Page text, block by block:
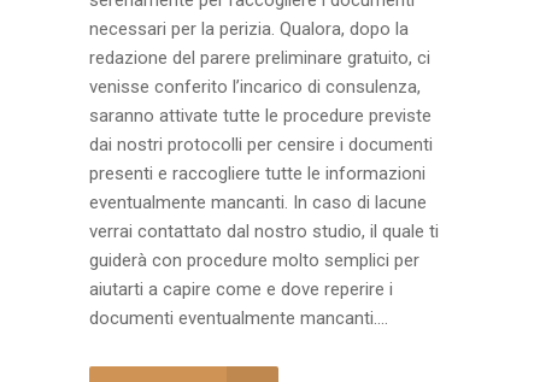
necessari per la perizia. Qualora, dopo la
redazione del parere preliminare gratuito, ci
venisse conferito l’incarico di consulenza,
saranno attivate tutte le procedure previste
dai nostri protocolli per censire i documenti
presenti e raccogliere tutte le informazioni
eventualmente mancanti. In caso di lacune
verrai contattato dal nostro studio, il quale ti
guiderà con procedure molto semplici per
aiutarti a capire come e dove reperire i
documenti eventualmente mancanti....